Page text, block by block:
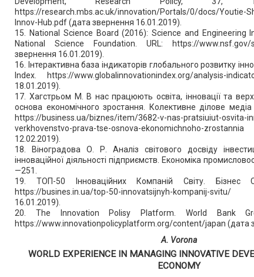
https://research.mbs.ac.uk/innovation/Portals/0/docs/Youtie-
Innov-Hub.pdf (дата звернення 16.01.2019).
15. National Science Board (2016): Science and Engineering
National Science Foundation. URL: https://
звернення 16.01.2019).
16. Інтерактивна база індикаторів глобального розвитку
Index. https://www.globalinnovationindex.org/analysis-
18.01.2019).
17. Хагстрьом М. В нас працюють освіта, інновації та
основа економічного зростання. Колективне ділове медіа
https://business.ua/biznes/item/3682-v-nas-pratsiuiut-osvita-
verkhovenstvo-prava-tse-osnova-ekonomichnoho-
12.02.2019).
18. Віноградова О. Р. Аналіз світового досвіду
інноваційної діяльності підприємств. Економіка
—251.
19. ТОП-50 Інноваційних Компаній Світу. Бізнес
https://busines.in.ua/top-50-innovatsijnyh-kompanij-
16.01.2019).
20. The Innovation Polisy Platform. World Bank
https://www.innovationpolicyplatform.org/content/japan (дата
A. Vorona
WORLD EXPERIENCE IN MANAGING INNOVATIVE
ECONOMY